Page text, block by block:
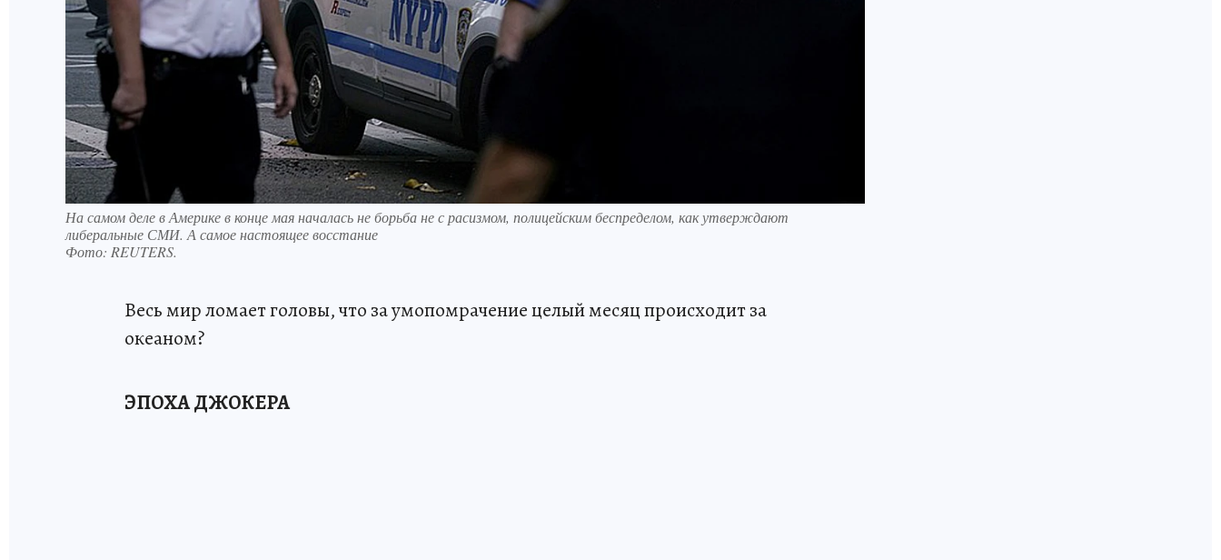
На самом деле в Америке в конце мая началась не борьба не с расизмом, полицейским беспределом, как утверждают
либеральные СМИ. А самое настоящее восстание
Фото: REUTERS.
Весь мир ломает головы, что за умопомрачение целый месяц происходит за
океаном?
ЭПОХА ДЖОКЕРА